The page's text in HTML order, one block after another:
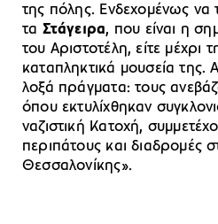
της πόλης. Ενδεχομένως να
τα Στάγειρα, που είναι η
του Αριστοτέλη, είτε μέχρι
καταπληκτικά μουσεία της.
λοξά πράγματα: τους
όπου εκτυλίχθηκαν
ναζιστική Κατοχή,
περιπάτους και διαδρομές
Θεσσαλονίκης».